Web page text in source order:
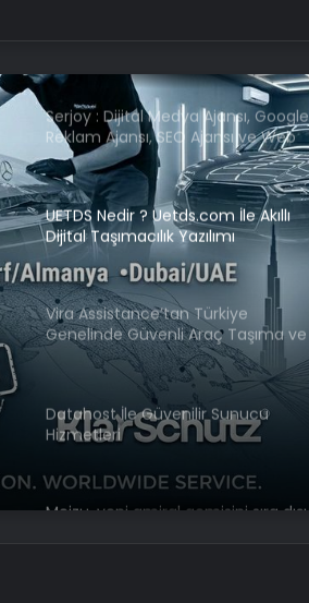
Serjoy : Dijital Medya Ajansı, Google
Reklam Ajansı, SEO Ajansı ve Web
Tasarım Ajansı
UETDS Nedir ? Uetds.com İle Akıllı
Dijital Taşımacılık Yazılımı
Vira Assistance’tan Türkiye
Genelinde Güvenli Araç Taşıma ve
Yol Yardım Atağı
Datahost İle Güvenilir Sunucu
Hizmetleri
Meizu, yeni amiral gemisini sıra dışı